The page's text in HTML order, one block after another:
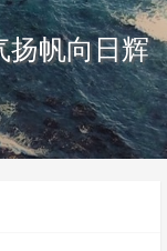
扬帆向日辉